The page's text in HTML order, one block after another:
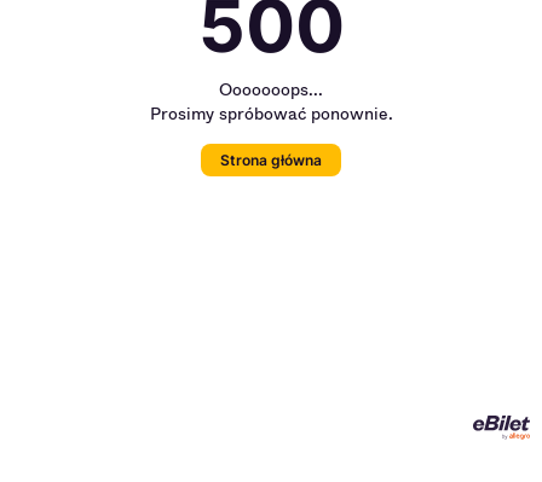
500
Ooooooops...
Prosimy spróbować ponownie.
Strona główna